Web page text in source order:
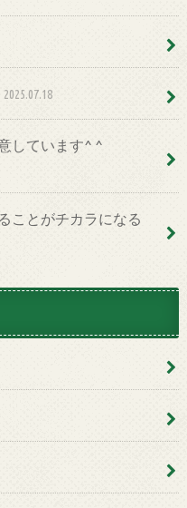
2025.07.18
しています^ ^
ことがチカラになる